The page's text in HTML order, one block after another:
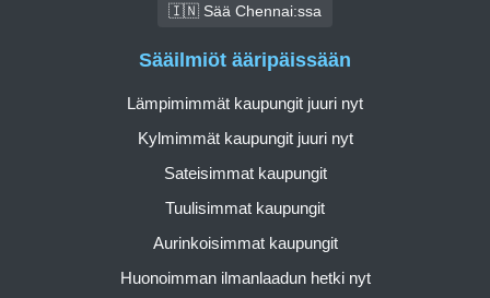
🇮🇳 Sää Chennai:ssa
Sääilmiöt ääripäissään
Lämpimimmät kaupungit juuri nyt
Kylmimmät kaupungit juuri nyt
Sateisimmat kaupungit
Tuulisimmat kaupungit
Aurinkoisimmat kaupungit
Huonoimman ilmanlaadun hetki nyt